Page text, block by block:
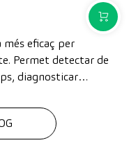
més eficaç per
Permet detectar de
diagnosticar